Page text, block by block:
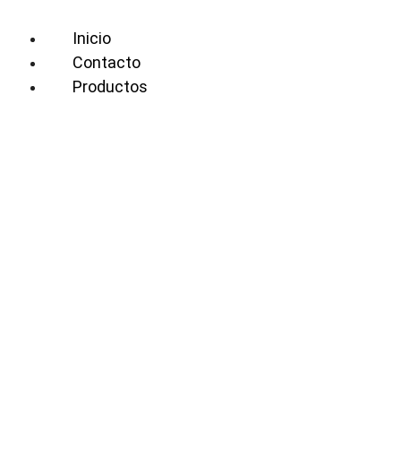
Inicio
Contacto
Productos